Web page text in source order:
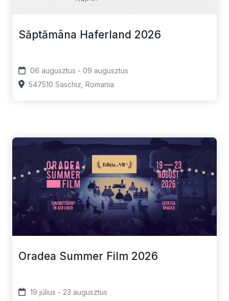
Săptămâna Haferland 2026
06 augusztus - 09 augusztus
547510 Saschiz, Romania
Oradea Summer Film 2026
19 július - 23 augusztus